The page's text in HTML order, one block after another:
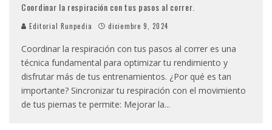
Coordinar la respiración con tus pasos al correr.
Editorial Runpedia diciembre 9, 2024
Coordinar la respiración con tus pasos al correr es una
técnica fundamental para optimizar tu rendimiento y
disfrutar más de tus entrenamientos. ¿Por qué es tan
importante? Sincronizar tu respiración con el movimiento
de tus piernas te permite: Mejorar la...